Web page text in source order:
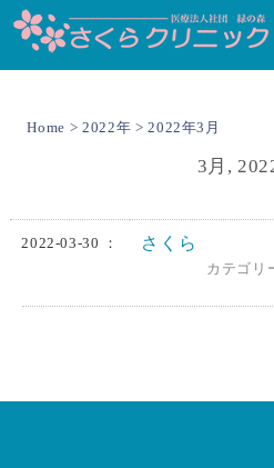
Home >2022年 > 2022年3月
3月,
2022-03-30 ： さくら
カテゴリ